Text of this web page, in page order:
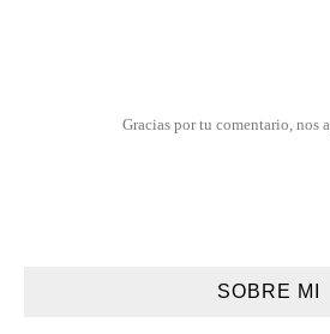
Gracias por tu comentario, nos
SOBRE MI